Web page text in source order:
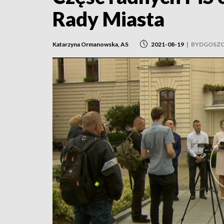
Rady Miasta
Katarzyna Ormanowska, AS 2021-08-19 |